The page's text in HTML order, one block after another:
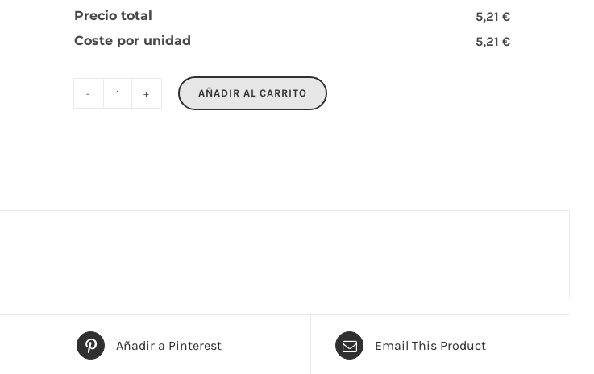
Precio total
5,21 €
Coste por unidad
5,21 €
AÑADIR AL CARRITO
Añadir a Pinterest Email This Product